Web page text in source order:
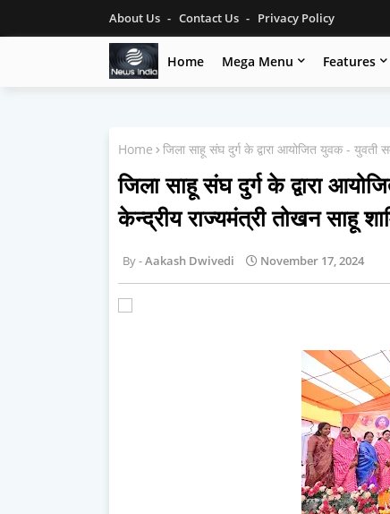
About Us Contact Us Privacy Policy
Home Mega Menu Features
Home जिला साहू संघ दुर्ग के द्वारा आयोजित युवक -
जिला साहू संघ दुर्ग के द्वारा
केन्द्रीय राज्यमंत्री तोखन साहू
Aakash Dwivedi November 17, 2024